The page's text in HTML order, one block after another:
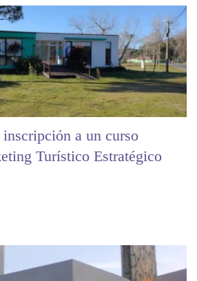
a un curso
Turístico Estratégico